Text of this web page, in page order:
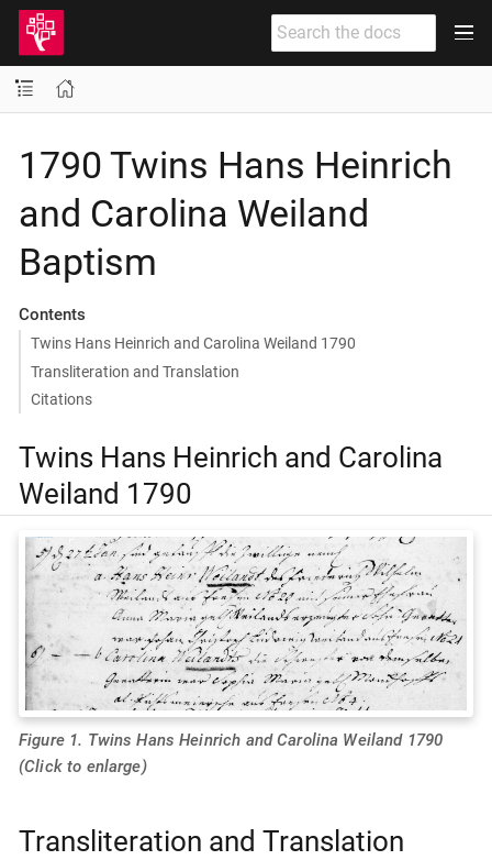
1790 Twins Hans Heinrich
and Carolina Weiland
Baptism
Contents
Twins Hans Heinrich and Carolina Weiland 1790
Transliteration and Translation
Citations
Twins Hans Heinrich and Carolina
Weiland 1790
Figure 1. Twins Hans Heinrich and Carolina Weiland 1790
(Click to enlarge)
Transliteration and Translation